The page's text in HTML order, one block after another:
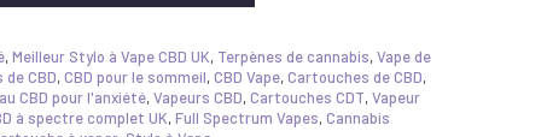
,Meilleur Stylo à Vape CBD UK, Terpènes de cannabis,Vape de
CBD,CBD pour le sommeil,CBD Vape,Cartouches de CBD,
CBD pour l'anxiété,Vapeurs CBD,Cartouches CDT,Vapeur
à spectre complet UK,Full Spectrum Vapes,Cannabis